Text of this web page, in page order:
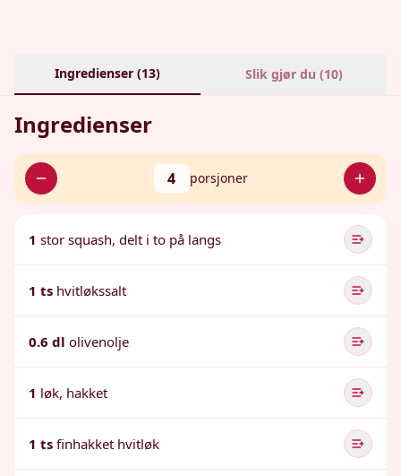
Ingredienser (13) Slik gjør du (10)
Ingredienser
4 porsjoner
1 stor squash, delt i to på langs
1 ts hvitløkssalt
0.6 dl olivenolje
1 løk, hakket
1 ts finhakket hvitløk